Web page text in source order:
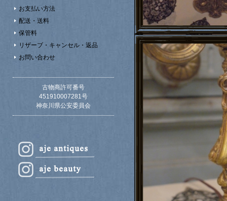
お支払い方法
配送・送料
保管料
リザーブ・キャンセル・返品
お問い合わせ
古物商許可番号
451910007281号
神奈川県公安委員会